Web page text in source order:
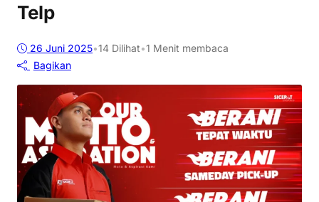
Telp
26 Juni 2025•14 Dilihat•1 Menit membaca
Bagikan